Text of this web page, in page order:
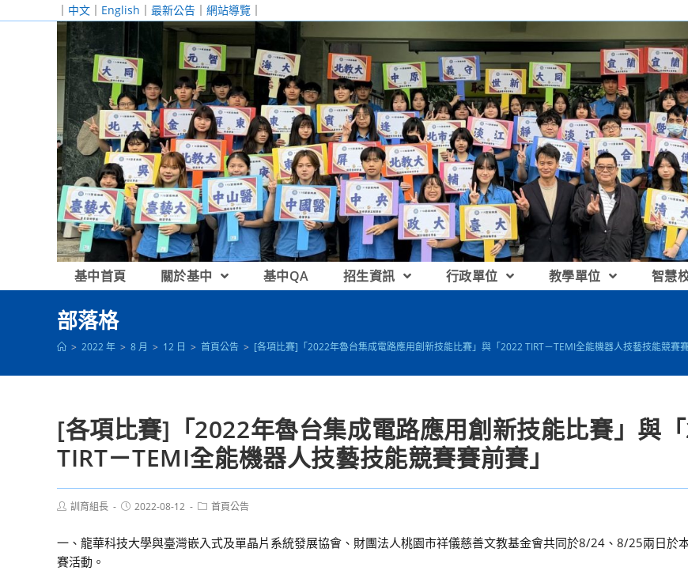
｜ 中文 ｜ English ｜ 最新公告 ｜ 網站導覽 ｜
基中首頁 關於基中 基中QA 招生資訊 行政單位 教學單位 智慧
部落格
> 2022 年 > 8 月 > 12 日 > 首頁公告 > [各項比賽]「2022年魯台集成電路應用創新技能比賽」與「2022 TIRT－TEMI全能機器人技藝技能競賽賽
[各項比賽]「2022年魯台集成電路應用創新技能比賽」與
TIRT－TEMI全能機器人技藝技能競賽賽前賽」
Post訓育組長
Post2022-08-12
Post首頁公告
一、龍華科技大學與臺灣嵌入式及單晶片系統發展協會、財團法人桃園市祥儀慈善文教基金會共同於8/24、8/25兩日於
賽活動。